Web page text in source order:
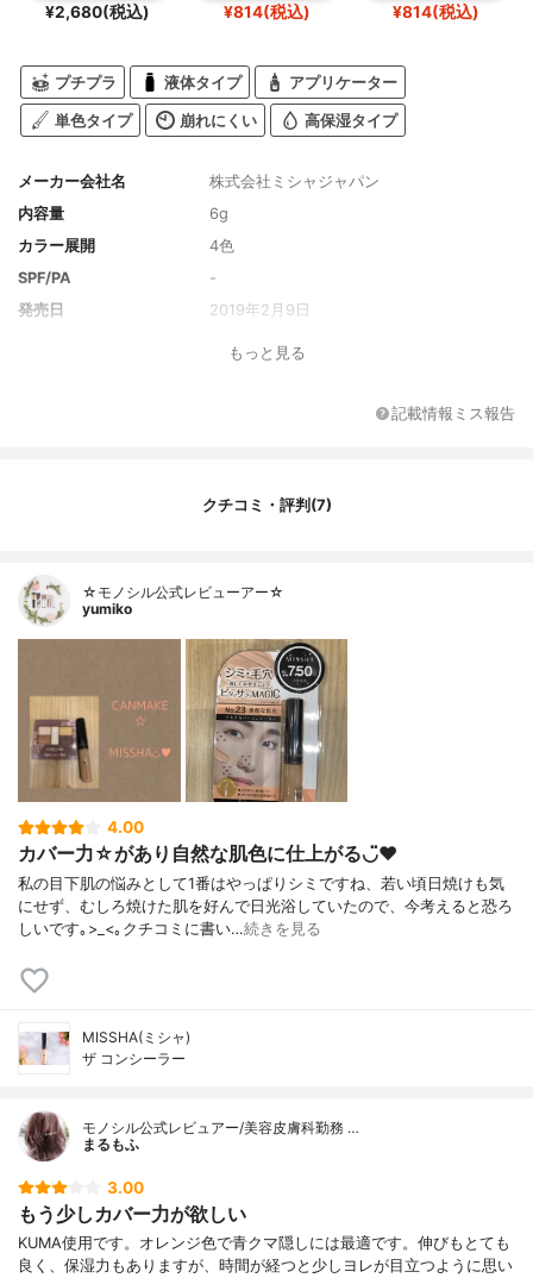
¥2,680(税込) ¥814(税込) ¥814(税込)
プチプラ 液体タイプ アプリケーター
単色タイプ 崩れにくい 高保湿タイプ
メーカー会社名
株式会社ミシャジャパン
内容量
6g
カラー展開
4色
SPF/PA
-
発売日
2019年2月9日
もっと見る
記載情報ミス報告
クチコミ・評判(7)
☆モノシル公式レビューアー☆
yumiko
4.00
カバー力☆があり自然な肌色に仕上がる◡̈♥︎
私の目下肌の悩みとして1番はやっぱりシミですね、若い頃日焼けも気
にせず、むしろ焼けた肌を好んで日光浴していたので、今考えると恐ろ
しいです｡>_<｡クチコミに書い…続きを見る
MISSHA(ミシャ)
ザ コンシーラー
モノシル公式レビュアー/美容皮膚科勤務 …
まるもふ
3.00
もう少しカバー力が欲しい
KUMA使用です。オレンジ色で青クマ隠しには最適です。伸びもとても
良く、保湿力もありますが、時間が経つと少しヨレが目立つように思い